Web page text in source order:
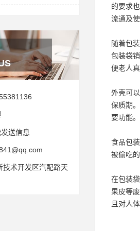
技术开发区汽配路天
的要求
流通及
随着包
包装袋
便老人
外壳可
保质期
要功能。
食品包
被偷吃
在包装
果皮等
且对人